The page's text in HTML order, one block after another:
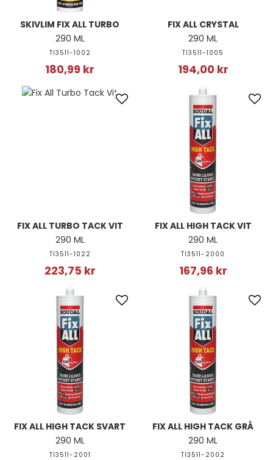
SKIVLIM FIX ALL TURBO
290 ML
TI3511-1002
180,99 kr
FIX ALL CRYSTAL
290 ML
TI3511-1005
194,00 kr
FIX ALL TURBO TACK VIT
290 ML
TI3511-1022
223,75 kr
FIX ALL HIGH TACK VIT
290 ML
TI3511-2000
167,96 kr
FIX ALL HIGH TACK SVART
290 ML
TI3511-2001
FIX ALL HIGH TACK GRÅ
290 ML
TI3511-2002